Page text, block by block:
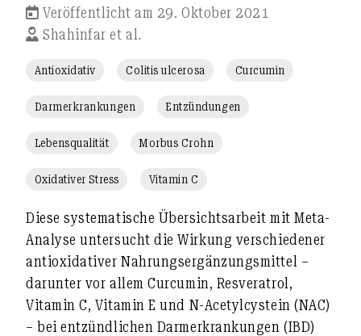
Veröffentlicht am 29. Oktober 2021
Shahinfar et al.
Antioxidativ Colitis ulcerosa Curcumin
Darmerkrankungen Entzündungen
Lebensqualität Morbus Crohn
Oxidativer Stress Vitamin C
Diese systematische Übersichtsarbeit mit Meta-
Analyse untersucht die Wirkung verschiedener
antioxidativer Nahrungsergänzungsmittel –
darunter vor allemCurcumin, Resveratrol,
Vitamin C, Vitamin E und N-Acetylcystein (NAC)
– beientzündlichen Darmerkrankungen (IBD)